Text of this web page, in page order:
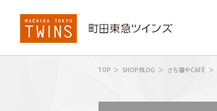
TOP SHOP BLOG さち福やCAFÉ